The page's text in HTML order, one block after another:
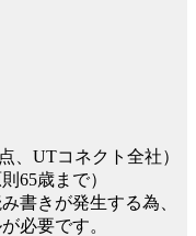
、UTコネクト全社）
65歳まで）
書きが発生する為、
必要です。